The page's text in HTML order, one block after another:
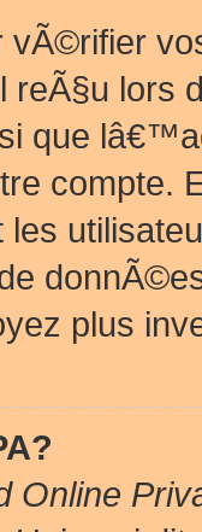
vÃ©rifier
lors
que
compte.
les
plus
Online